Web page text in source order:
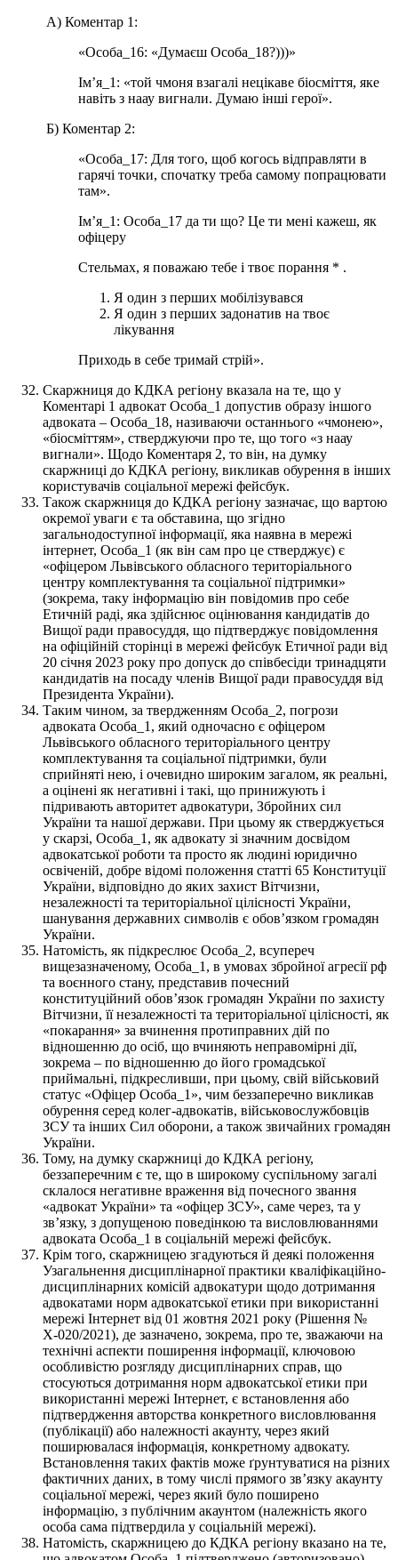
А) Коментар 1:
«Особа_16: «Думаєш Особа_18?)))»
Ім’я_1: «той чмоня взагалі нецікаве біосміття, яке
навіть з наау вигнали. Думаю інші герої».
Б) Коментар 2:
«Особа_17: Для того, щоб когось відправляти в
гарячі точки, спочатку треба самому попрацювати
там».
Ім’я_1: Особа_17 да ти що? Це ти мені кажеш, як
офіцеру
Стельмах, я поважаю тебе і твоє порання * .
Я один з перших мобілізувався
Я один з перших задонатив на твоє
лікування
Приходь в себе тримай стрій».
Скаржниця до КДКА регіону вказала на те, що у
Коментарі 1 адвокат Особа_1 допустив образу іншого
адвоката – Особа_18, називаючи останнього «чмонею»,
«біосміттям», стверджуючи про те, що того «з наау
вигнали». Щодо Коментаря 2, то він, на думку
скаржниці до КДКА регіону, викликав обурення в інших
користувачів соціальної мережі фейсбук.
Також скаржниця до КДКА регіону зазначає, що вартою
окремої уваги є та обставина, що згідно
загальнодоступної інформації, яка наявна в мережі
інтернет, Особа_1 (як він сам про це стверджує) є
«офіцером Львівського обласного територіального
центру комплектування та соціальної підтримки»
(зокрема, таку інформацію він повідомив про себе
Етичній раді, яка здійснює оцінювання кандидатів до
Вищої ради правосуддя, що підтверджує повідомлення
на офіційній сторінці в мережі фейсбук Етичної ради від
20 січня 2023 року про допуск до співбесіди тринадцяти
кандидатів на посаду членів Вищої ради правосуддя від
Президента України).
Таким чином, за твердженням Особа_2, погрози
адвоката Особа_1, який одночасно є офіцером
Львівського обласного територіального центру
комплектування та соціальної підтримки, були
сприйняті нею, і очевидно широким загалом, як реальні,
а оцінені як негативні і такі, що принижують і
підривають авторитет адвокатури, Збройних сил
України та нашої держави. При цьому як стверджується
у скарзі, Особа_1, як адвокату зі значним досвідом
адвокатської роботи та просто як людині юридично
освіченій, добре відомі положення статті 65 Конституції
України, відповідно до яких захист Вітчизни,
незалежності та територіальної цілісності України,
шанування державних символів є обов’язком громадян
України.
Натомість, як підкреслює Особа_2, всупереч
вищезазначеному, Особа_1, в умовах збройної агресії рф
та воєнного стану, представив почесний
конституційний обов’язок громадян України по захисту
Вітчизни, її незалежності та територіальної цілісності, як
«покарання» за вчинення протиправних дій по
відношенню до осіб, що вчиняють неправомірні дії,
зокрема – по відношенню до його громадської
приймальні, підкресливши, при цьому, свій військовий
статус «Офіцер Особа_1», чим беззаперечно викликав
обурення серед колег-адвокатів, військовослужбовців
ЗСУ та інших Сил оборони, а також звичайних громадян
України.
Тому, на думку скаржниці до КДКА регіону,
беззаперечним є те, що в широкому суспільному загалі
склалося негативне враження від почесного звання
«адвокат України» та «офіцер ЗСУ», саме через, та у
зв’язку, з допущеною поведінкою та висловлюваннями
адвоката Особа_1 в соціальній мережі фейсбук.
Крім того, скаржницею згадуються й деякі положення
Узагальнення дисциплінарної практики кваліфікаційно-
дисциплінарних комісій адвокатури щодо дотримання
адвокатами норм адвокатської етики при використанні
мережі Інтернет від 01 жовтня 2021 року (Рішення №
Х-020/2021), де зазначено, зокрема, про те, зважаючи на
технічні аспекти поширення інформації, ключовою
особливістю розгляду дисциплінарних справ, що
стосуються дотримання норм адвокатської етики при
використанні мережі Інтернет, є встановлення або
підтвердження авторства конкретного висловлювання
(публікації) або належності акаунту, через який
поширювалася інформація, конкретному адвокату.
Встановлення таких фактів може ґрунтуватися на різних
фактичних даних, в тому числі прямого зв’язку акаунту
соціальної мережі, через який було поширено
інформацію, з публічним акаунтом (належність якого
особа сама підтвердила у соціальній мережі).
Натомість, скаржницею до КДКА регіону вказано на те,